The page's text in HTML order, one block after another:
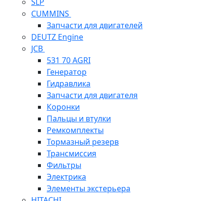
CUMMINS
Запчасти для двигателей
DEUTZ Engine
JCB
531 70 AGRI
Генератор
Гидравлика
Запчасти для двигателя
Коронки
Пальцы и втулки
Ремкомплекты
Тормазный резерв
Трансмиссия
Фильтры
Электрика
Элементы экстерьера